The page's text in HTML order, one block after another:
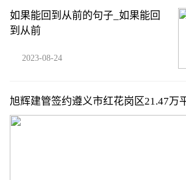
如果能回到从前的句子_如果能回
到从前
2023-08-24
旭辉建管签约遵义市红花岗区21.47万